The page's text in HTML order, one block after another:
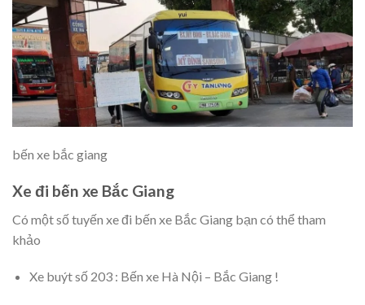
bến xe bắc giang
Xe đi bến xe Bắc Giang
Có một số tuyến xe đi bến xe Bắc Giang bạn có thể tham
khảo
Xe buýt số 203 : Bến xe Hà Nội – Bắc Giang !